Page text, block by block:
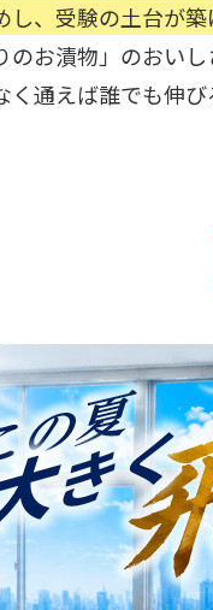
し、受験の土台が
のお漬物」のおい
く通えば誰でも伸び